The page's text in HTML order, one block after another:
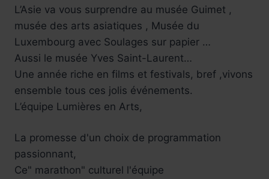
L’Asie va vous surprendre au musée Guimet ,
musée des arts asiatiques , Musée du
Luxembourg avec Soulages sur papier …
Aussi le musée Yves Saint-Laurent…
Une année riche en films et festivals, bref ,vivons
ensemble tous ces jolis événements.
L’équipe Lumières en Arts,
La promesse d'un choix de programmation
passionnant,
Ce" marathon" culturel l'équipe